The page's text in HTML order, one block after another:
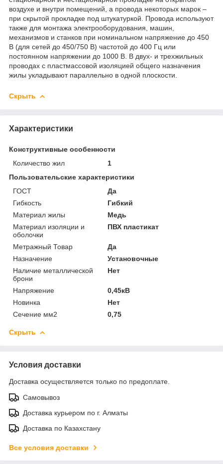
воздухе и внутри помещений, а провода некоторых марок –
при скрытой прокладке под штукатуркой. Провода используют
также для монтажа электрооборудования, машин,
механизмов и станков при номинальном напряжение до 450
В (для сетей до 450/750 В) частотой до 400 Гц или
постоянном напряжении до 1000 В. В двух- и трехжильных
проводах с пластмассовой изоляцией общего назначения
жилы укладывают параллельно в одной плоскости.
Скрыть
Характеристики
Конструктивные особенности
Количество жил
1
Пользовательские характеристики
ГОСТ
Да
Гибкость
Гибкий
Материал жилы
Медь
Материал изоляции и
оболочки
ПВХ пластикат
Метражный Товар
Да
Назначение
Установочные
Наличие металлической
брони
Нет
Напряжение
0,45кВ
Новинка
Нет
Сечение мм2
0,75
Скрыть
Условия доставки
Доставка осуществляется только по предоплате.
Самовывоз
Доставка курьером по г. Алматы
Доставка по Казахстану
Все условия доставки